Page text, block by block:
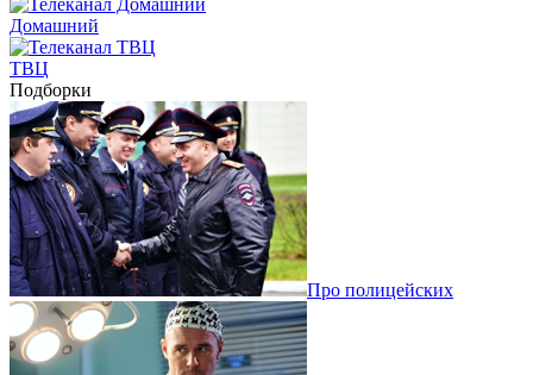
Домашний
ТВЦ
Подборки
Про полицейских